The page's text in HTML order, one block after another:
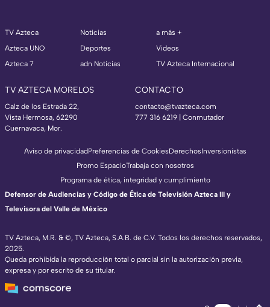
TV Azteca
Azteca UNO
Azteca 7
Noticias
Deportes
adn Noticias
a más +
Videos
TV Azteca Internacional
TV AZTECA MORELOS
Calz de los Estrada 22,
Vista Hermosa, 62290
Cuernavaca, Mor.
CONTACTO
contacto@tvazteca.com
777 316 6219 | Conmutador
TV Azteca, M.R. & ©, TV Azteca, S.A.B. de C.V. Todos los derechos reservados,
2025.
Queda prohibida la reproducción total o parcial sin la autorización previa,
expresa y por escrito de su titular.
Aviso de privacidadPreferencias de CookiesDerechosInversionistas
Promo EspacioTrabaja con nosotros
Programa de ética, integridad y cumplimiento
Defensor de Audiencias y Código de Ética de Televisión Azteca III y
Televisora del Valle de México